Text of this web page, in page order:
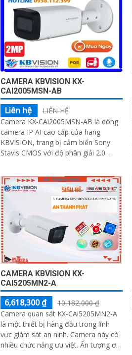
CAMERA KBVISION KX-
CAI2005MSN-AB
Liên hệ
LIÊN HỆ
Camera KX-CAi2005MSN-AB là dòng
camera IP AI cao cấp của hãng
KBVISION, trang bị cảm biến Sony
Stavis CMOS với độ phân giải 2.0
chân thực
CAMERA KBVISION KX-
CAI5205MN2-A
6,618,300 ₫
10,182,000 ₫
Camera quan sát KX-CAi5205MN2-A
là một thiết bị hàng đầu trong lĩnh
vực giám sát an ninh. Camera này có
nhiều chức năng ưu việt. Ấn tượng ơn